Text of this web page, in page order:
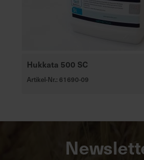
Hukkata 500 SC
Artikel-Nr.: 61690-09